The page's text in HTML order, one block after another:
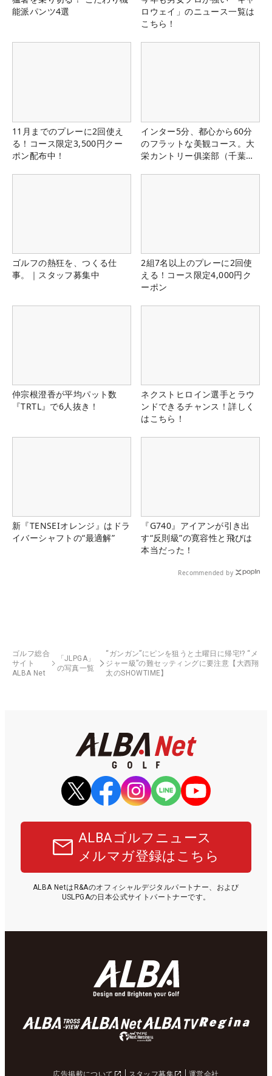
能派パンツ4選
ロウェイ」のニュース一覧は
こちら！
11月までのプレーに2回使え
る！コース限定3,500円クー
ポン配布中！
インター5分、都心から60分
のフラットな美観コース。大
栄カントリー俱楽部（千葉
ゴルフの熱狂を、つくる仕
事。｜スタッフ募集中
2組7名以上のプレーに2回使
える！コース限定4,000円ク
ーポン
仲宗根澄香が平均パット数
『TRTL』で6人抜き！
ネクストヒロイン選手とラウ
ンドできるチャンス！詳しく
はこちら！
新『TENSEIオレンジ』はドラ
イバーシャフトの“最適解”
『G740』アイアンが引き出
す“反則級”の寛容性と飛びは
本当だった！
Recommended by
ゴルフ総合
サイト
ALBA Net
「JLPGA」
の写真一覧
“ガンガン”にピンを狙うと土曜日に帰宅!? “メ
ジャー級”の難セッティングに要注意【大西翔
太のSHOWTIME】
ALBAゴルフニュース
メルマガ登録はこちら
ALBA NetはR&Aのオフィシャルデジタルパートナー、および
USLPGAの日本公式サイトパートナーです。
広告掲載について スタッフ募集 運営会社